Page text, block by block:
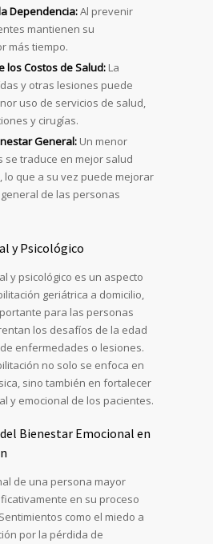
Dependencia:Al prevenir
mantienen su
más tiempo.
los Costos de Salud: La
y otras lesiones puede
uso de servicios de salud,
y cirugías.
General: Un menor
se traduce en mejor salud
lo que a su vez puede mejorar
de las personas
y Psicológico
y psicológico es un aspecto
geriátrica a domicilio,
para las personas
los desafíos de la edad
enfermedades o lesiones.
no solo se enfoca en
sino también en fortalecer
y emocional de los pacientes.
Bienestar Emocional en
de una persona mayor
en su proceso
como el miedo a
por la pérdida de